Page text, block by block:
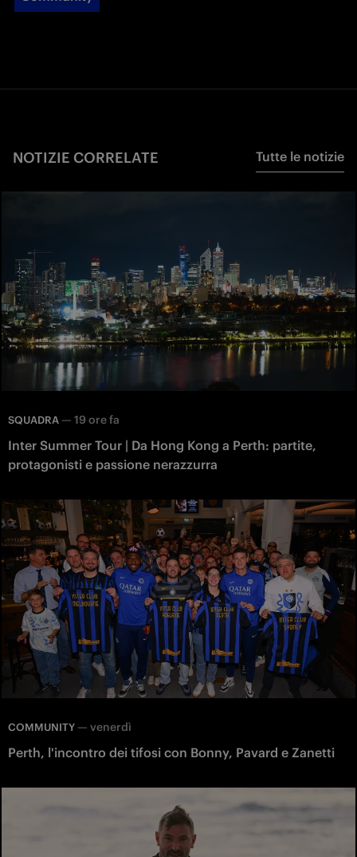
NOTIZIE CORRELATE Tutte le notizie
SQUADRA — 19 ore fa
Inter Summer Tour | Da Hong Kong a Perth: partite,
protagonisti e passione nerazzurra
COMMUNITY — venerdì
Perth, l'incontro dei tifosi con Bonny, Pavard e Zanetti